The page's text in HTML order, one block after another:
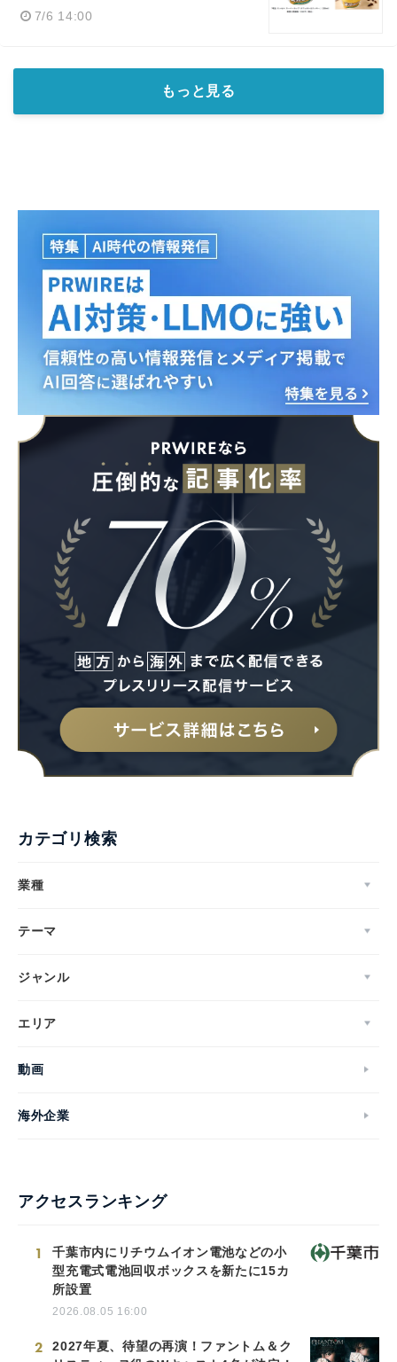
7/6 14:00
もっと見る
カテゴリ検索
業種
テーマ
ジャンル
エリア
動画
海外企業
アクセスランキング
1
千葉市内にリチウムイオン電池などの小
型充電式電池回収ボックスを新たに15カ
所設置
2026.08.05 16:00
2
2027年夏、待望の再演！ファントム＆ク